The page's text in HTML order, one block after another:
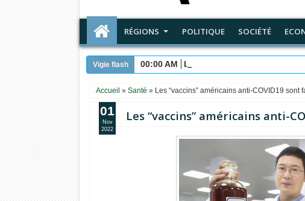
RÉGIONS POLITIQUE SOCIÉTÉ
Vigie flash 00:00 AM Les maîtres de ce Monde !
Accueil »Santé » Les “vaccins” américains anti-COVID19 sont
Les “vaccins” américains anti-
01
Nov
2022